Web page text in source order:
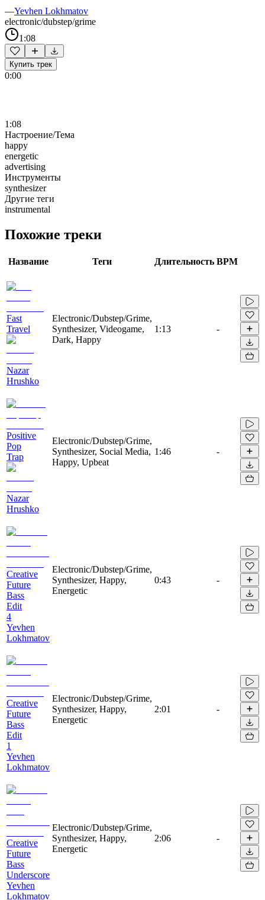
—Yevhen Lokhmatov
electronic/dubstep/grime
1:08
Купить трек
0:00
1:08
Настроение/Тема
happy
energetic
advertising
Инструменты
synthesizer
Другие теги
instrumental
Похожие треки
Название Теги Длительность BPM
Fast
Travel
Nazar
Hrushko
Electronic/Dubstep/Grime,
Synthesizer, Videogame,
Dark, Happy
1:13 -
Positive
Pop
Trap
Nazar
Hrushko
Electronic/Dubstep/Grime,
Synthesizer, Social Media,
Happy, Upbeat
1:46 -
Creative
Future
Bass
Edit
4
Yevhen
Lokhmatov
Electronic/Dubstep/Grime,
Synthesizer, Happy,
Energetic
0:43 -
Creative
Future
Bass
Edit
1
Yevhen
Lokhmatov
Electronic/Dubstep/Grime,
Synthesizer, Happy,
Energetic
2:01 -
Creative
Future
Bass
Underscore
Yevhen
Lokhmatov
Electronic/Dubstep/Grime,
Synthesizer, Happy,
Energetic
2:06 -